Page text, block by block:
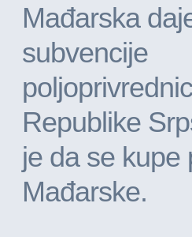
Mađarska
subvencije
Republike
je da se kupe
Mađarske.